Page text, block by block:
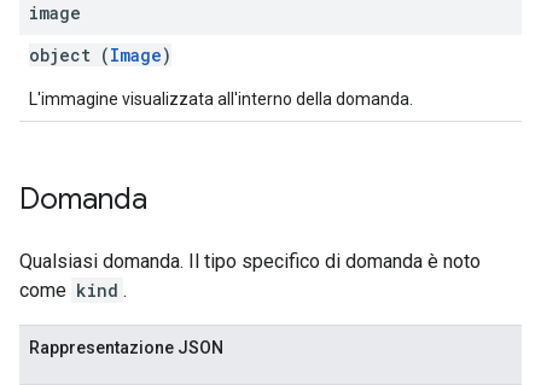
image
object (Image)
L'immagine visualizzata all'interno della domanda.
Domanda
Qualsiasi domanda. Il tipo specifico di domanda è noto
come kind .
Rappresentazione JSON